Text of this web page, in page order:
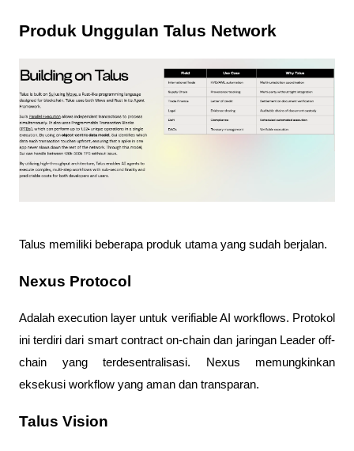
Produk Unggulan Talus Network
Talus memiliki beberapa produk utama yang sudah berjalan.
Nexus Protocol
Adalah execution layer untuk verifiable AI workflows. Protokol
ini terdiri dari smart contract on-chain dan jaringan Leader off-
chain yang terdesentralisasi. Nexus memungkinkan
eksekusi workflow yang aman dan transparan.
Talus Vision